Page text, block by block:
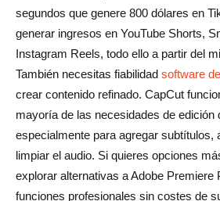
segundos que genere 800 dólares en
generar ingresos en YouTube Shorts,
Instagram Reels, todo ello a partir del
También necesitas fiabilidad software
crear contenido refinado. CapCut
mayoría de las necesidades de edición
especialmente para agregar subtítulos,
limpiar el audio. Si quieres opciones
explorar alternativas a Adobe Premiere
funciones profesionales sin costes de